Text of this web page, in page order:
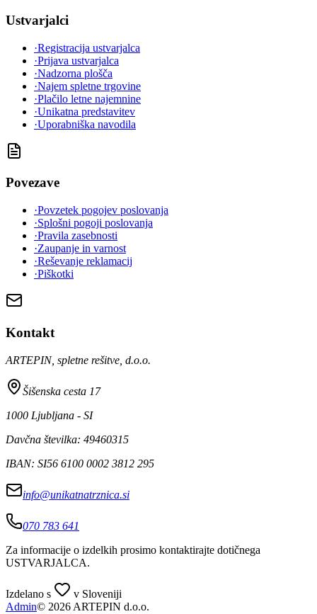
Ustvarjalci
·Registracija ustvarjalca
·Prijava ustvarjalca
·Nadzorna plošča
·Najem spletne trgovine
·Plačilo letne najemnine
·Unikatna predstavitev
·Uporabniška navodila
Povezave
·Povzetek pogojev poslovanja
·Splošni pogoji poslovanja
·Pravila zasebnosti
·Zaupanje in varnost
·Reševanje reklamacij
·Piškotki
Kontakt
ARTEPIN, spletne rešitve, d.o.o.
Šišenska cesta 17
1000 Ljubljana - SI
Davčna številka: 49460315
IBAN: SI56 6100 0002 3812 295
info@unikatnatrznica.si
070 783 641
Za informacije o izdelkih prosimo kontaktirajte dotičnega
USTVARJALCA.
Izdelano s
v Sloveniji
Admin© 2026 ARTEPIN d.o.o.